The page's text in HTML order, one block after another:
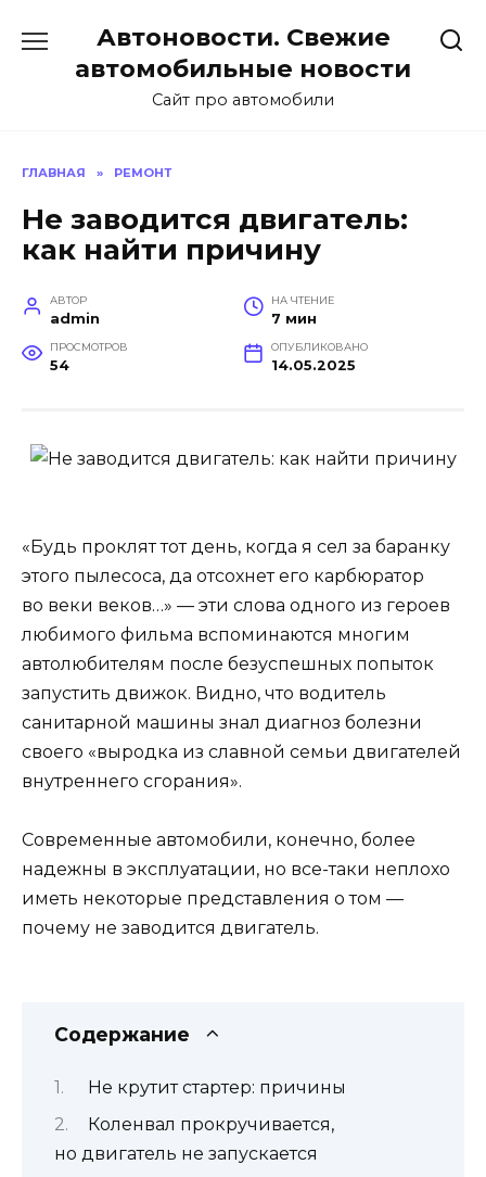
содержанию
Автоновости. Свежие
автомобильные новости
Сайт про автомобили
ГЛАВНАЯ » РЕМОНТ
Не заводится двигатель:
как найти причину
АВТОР
admin
НА ЧТЕНИЕ
7 мин
ПРОСМОТРОВ
54
ОПУБЛИКОВАНО
14.05.2025
«Будь проклят тот день, когда я сел за баранку
этого пылесоса, да отсохнет его карбюратор
во веки веков…» — эти слова одного из героев
любимого фильма вспоминаются многим
автолюбителям после безуспешных попыток
запустить движок. Видно, что водитель
санитарной машины знал диагноз болезни
своего «выродка из славной семьи двигателей
внутреннего сгорания».
Современные автомобили, конечно, более
надежны в эксплуатации, но все-таки неплохо
иметь некоторые представления о том —
почему не заводится двигатель.
Содержание
Не крутит стартер: причины
Коленвал прокручивается,
но двигатель не запускается